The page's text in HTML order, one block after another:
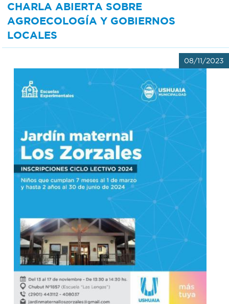
CHARLA ABIERTA SOBRE
AGROECOLOGÍA Y GOBIERNOS
LOCALES
08/11/2023